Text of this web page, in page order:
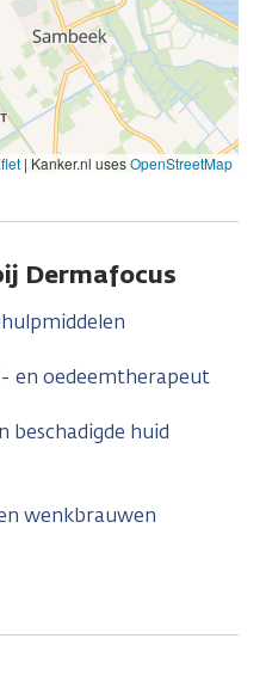
| Kanker.nl usesOpenStreetMap
Dermafocus
en oedeemtherapeut
beschadigde huid
wenkbrauwen